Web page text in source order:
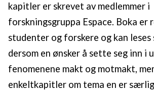
kapitler er skrevet av medlemmer i
forskningsgruppa Espace. Boka
studenter og forskere og kan leses
dersom en ønsker å sette seg inn i
fenomenene makt og motmakt,
enkeltkapitler om tema en er